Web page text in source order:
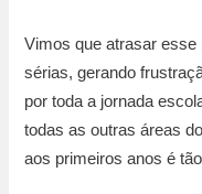
Vimos que atrasar
sérias, gerando
por toda a jornada
todas as outras áreas
aos primeiros anos é